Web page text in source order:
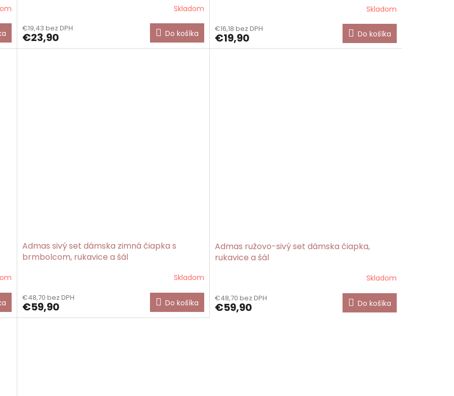
Skladom
€19,43 bez DPH
€23,90 Do košíka
Skladom
€16,18 bez DPH
€19,90 Do košíka
Admas sivý set dámska zimná čiapka s
brmbolcom, rukavice a šál
Skladom
€48,70 bez DPH
€59,90 Do košíka
Admas ružovo-sivý set dámska čiapka,
rukavice a šál
produktu
je
Skladom
€48,70 bez DPH
€59,90 Do košíka